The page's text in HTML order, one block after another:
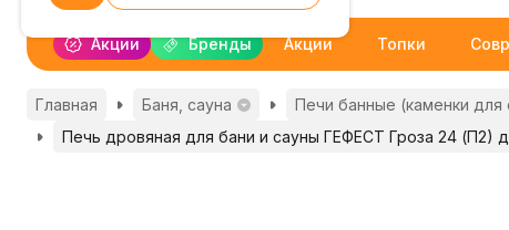
Акции Бренды Акции Топки
Главная Баня, сауна Печи банные (каменки для
Печь дровяная для бани и сауны ГЕФЕСТ Гроза 24 (П2)